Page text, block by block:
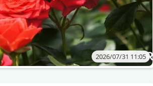
2026/07/31 11:05